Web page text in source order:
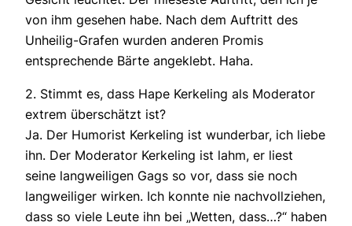
von ihm gesehen habe. Nach dem Auftritt des
Unheilig-Grafen wurden anderen Promis
entsprechende Bärte angeklebt. Haha.
2. Stimmt es, dass Hape Kerkeling als Moderator
extrem überschätzt ist?
Ja. Der Humorist Kerkeling ist wunderbar, ich liebe
ihn. Der Moderator Kerkeling ist lahm, er liest
seine langweiligen Gags so vor, dass sie noch
langweiliger wirken. Ich konnte nie nachvollziehen,
dass so viele Leute ihn bei „Wetten, dass…?“ haben